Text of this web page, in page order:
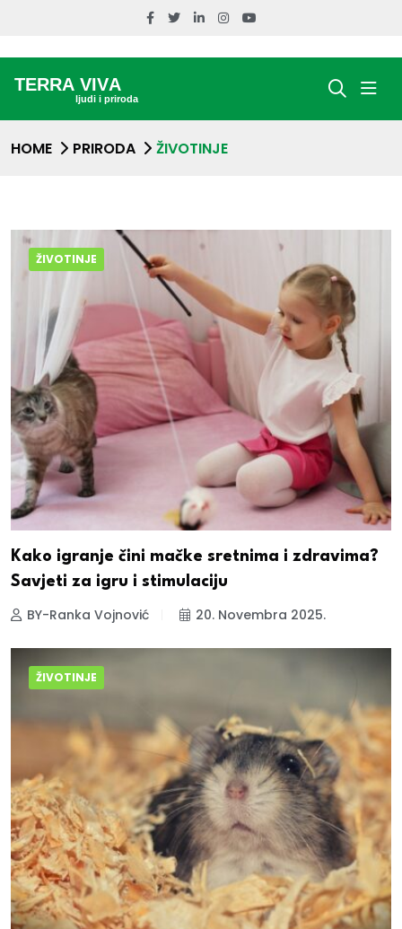
HOME PRIRODA ŽIVOTINJE
ŽIVOTINJE
Kako igranje čini mačke sretnima i zdravima?
Savjeti za igru i stimulaciju
BY-Ranka Vojnović 20. Novembra 2025.
ŽIVOTINJE